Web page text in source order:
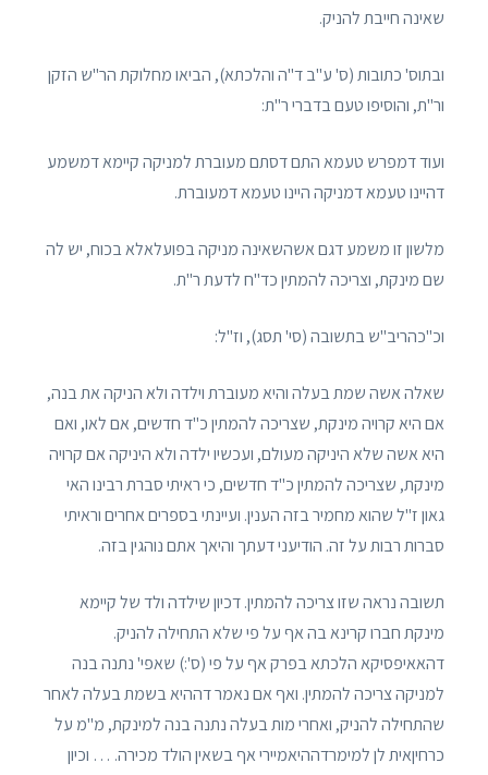
שאינה חייבת להניק.
ובתוס' כתובות (ס' ע"ב ד"ה והלכתא), הביאו מחלוקת הר"ש הזקן
ור"ת, והוסיפו טעם בדברי ר"ת:
ועוד דמפרש טעמא התם דסתם מעוברת למניקה קיימא דמשמע
דהיינו טעמא דמניקה היינו טעמא דמעוברת.
מלשון זו משמע דגם אשהשאינה מניקה בפועלאלא בכוח, יש לה
שם מינקת, וצריכה להמתין כד"ח לדעת ר"ת.
וכ"כהריב"ש בתשובה (סי' תסג), וז"ל:
שאלה אשה שמת בעלה והיא מעוברת וילדה ולא הניקה את בנה,
אם היא קרויה מינקת, שצריכה להמתין כ"ד חדשים, אם לאו, ואם
היא אשה שלא היניקה מעולם, ועכשיו ילדה ולא היניקה אם קרויה
מינקת, שצריכה להמתין כ"ד חדשים, כי ראיתי סברת רבינו האי
גאון ז"ל שהוא מחמיר בזה הענין. ועיינתי בספרים אחרים וראיתי
סברות רבות על זה. הודיעני דעתך והיאך אתם נוהגין בזה.
תשובה נראה שזו צריכה להמתין. דכיון שילדה ולד של קיימא
מינקת חברו קרינא בה אף על פי שלא התחילה להניק.
דהאאיפסיקא הלכתא בפרק אף על פי (ס':) שאפי' נתנה בנה
למניקה צריכה להמתין. ואף אם נאמר דההיא בשמת בעלה לאחר
שהתחילה להניק, ואחרי מות בעלה נתנה בנה למינקת, מ"מ על
כרחיןאית לן למימרדההיאמיירי אף בשאין הולד מכירה. … וכיון